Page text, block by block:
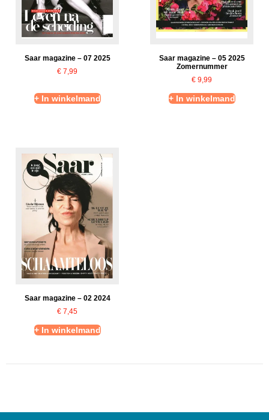
Saar magazine – 07 2025
€ 7,99
+ In winkelmand
Saar magazine – 05 2025
Zomernummer
€ 9,99
+ In winkelmand
Saar magazine – 02 2024
€ 7,45
+ In winkelmand